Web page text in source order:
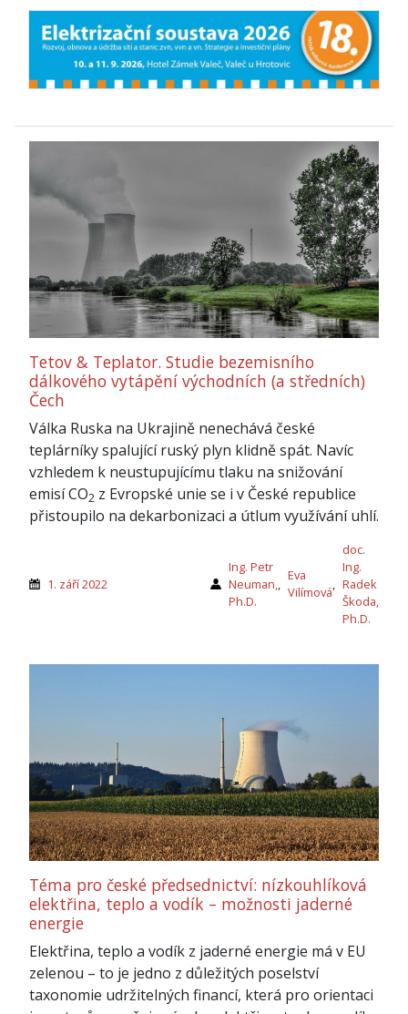
Tetov & Teplator. Studie bezemisního
dálkového vytápění východních (a středních)
Čech
Válka Ruska na Ukrajině nenechává české
teplárníky spalující ruský plyn klidně spát. Navíc
vzhledem k neustupujícímu tlaku na snižování
emisí CO2 z Evropské unie se i v České republice
přistoupilo na dekarbonizaci a útlum využívání uhlí.
1. září 2022
Ing. Petr
Neuman,
Ph.D.
,
Eva
Vilímová
,
doc.
Ing.
Radek
Škoda,
Ph.D.
Téma pro české předsednictví: nízkouhlíková
elektřina, teplo a vodík – možnosti jaderné
energie
Elektřina, teplo a vodík z jaderné energie má v EU
zelenou – to je jedno z důležitých poselství
taxonomie udržitelných financí, která pro orientaci